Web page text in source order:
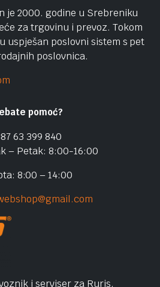
je 2000. godine u Srebreniku
za trgovinu i prevoz. Tokom
uspješan poslovni sistem s pet
poslovnica.
pomoć?
63 399 840
– Petak: 8:00-16:00
8:00 – 14:00
i serviser za Ruris,